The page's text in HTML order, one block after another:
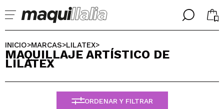
╳
Ya soy #maquilover, tengo cuenta
BIENVENIDX!
╳
SELECCIONA TU IDIOMA
ENGLISH
FRANCES
ALEMAN
INICIO>MARCAS>LILATEX>
MAQUILLAJE ARTÍSTICO DE
LILATEX
ORDENAR Y FILTRAR